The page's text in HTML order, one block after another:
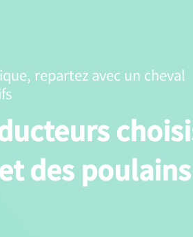
repartez avec un cheval
des